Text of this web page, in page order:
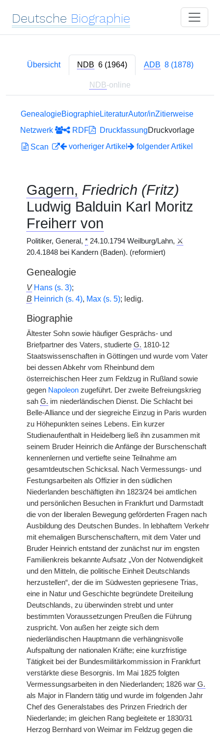
Deutsche Biographie
Übersicht NDB 6 (1964) ADB 8 (1878)
NDB-online
GenealogieBiographieLiteraturAutor/inZitierweise
Netzwerk
RDF DruckfassungDruckvorlage
Scan
vorheriger Artikel folgender Artikel
Gagern, Friedrich (Fritz)
Ludwig Balduin Karl Moritz
Freiherr von
Politiker, General, * 24.10.1794 Weilburg/Lahn, ⚔
20.4.1848 bei Kandern (Baden). (reformiert)
Genealogie
V Hans (s. 3);
B Heinrich (s. 4), Max (s. 5); ledig.
Biographie
Ältester Sohn sowie häufiger Gesprächs- und
Briefpartner des Vaters, studierte G. 1810-12
Staatswissenschaften in Göttingen und wurde vom Vater
bei dessen Abkehr vom Rheinbund dem
österreichischen Heer zum Feldzug in Rußland sowie
gegen Napoleon zugeführt. Der zweite Befreiungskrieg
sah G. im niederländischen Dienst. Die Schlacht bei
Belle-Alliance und der siegreiche Einzug in Paris wurden
zu Höhepunkten seines Lebens. Ein kurzer
Studienaufenthalt in Heidelberg ließ ihn zusammen mit
seinem Bruder Heinrich die Anfänge der Burschenschaft
kennenlernen und vertiefte seine Teilnahme am
gesamtdeutschen Schicksal. Nach Vermessungs- und
Festungsarbeiten als Offizier in den südlichen
Niederlanden beschäftigten ihn 1823/24 bei amtlichen
und persönlichen Besuchen in Frankfurt und Darmstadt
die von der liberalen Bewegung geförderten Fragen nach
Ausbildung des Deutschen Bundes. In lebhaftem Verkehr
mit ehemaligen Burschenschaftern, mit dem Vater und
Bruder Heinrich entstand der zunächst nur im engsten
Familienkreis bekannte Aufsatz „Von der Notwendigkeit
und den Mitteln, die politische Einheit Deutschlands
herzustellen“, der die im Südwesten gepriesene Trias,
eine in Natur und Geschichte begründete Dreiteilung
Deutschlands, zu überwinden strebt und unter
bestimmten Voraussetzungen Preußen die Führung
zuspricht. Von außen her zeigte sich dem
niederländischen Hauptmann die verhängnisvolle
Aufspaltung der nationalen Kräfte; eine kurzfristige
Tätigkeit bei der Bundesmilitärkommission in Frankfurt
verstärkte diese Besorgnis. Im Mai 1825 folgten
Vermessungsarbeiten in den Niederlanden; 1826 war G.
als Major in Flandern tätig und wurde im folgenden Jahr
Chef des Generalstabes des Prinzen Friedrich der
Niederlande; im gleichen Rang begleitete er 1830/31
Herzog Bernhard von Weimar im Feldzug gegen die